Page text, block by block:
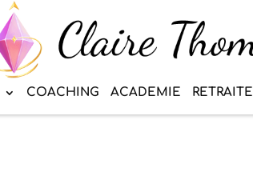
COACHING ACADEMIE RETRAITE